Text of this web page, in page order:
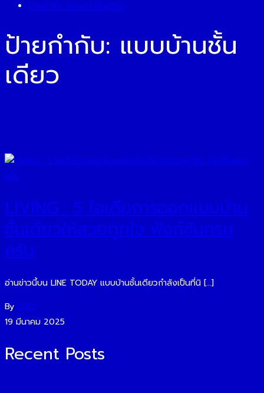
ป้ายกำกับ: แบบบ้านชั้นเดียว
ป้ายกำกับ: แบบบ้านชั้น
เดียว
LIVING : 5 ไอเดียการออกแบบบ้าน
ชั้นเดียวให้สวยถูกใจ ฟังก์ชันครบ
ครัน
อ่านข่าวนี้บน LINE TODAY แบบบ้านชั้นเดียวกำลังเป็นที่นิ […]
By O2O
19 มีนาคม 2025
Recent Posts